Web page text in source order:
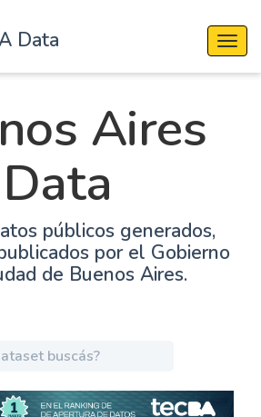
Data
Aires
Data
públicos generados,
por el Gobierno
de Buenos Aires.